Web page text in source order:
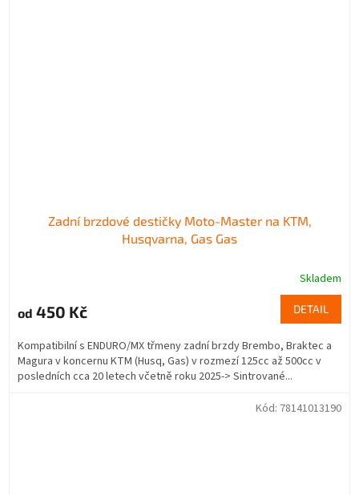
Zadní brzdové destičky Moto-Master na KTM,
Husqvarna, Gas Gas
Skladem
od 450 Kč DETAIL
Kompatibilní s ENDURO/MX třmeny zadní brzdy Brembo, Braktec a
Magura v koncernu KTM (Husq, Gas) v rozmezí 125cc až 500cc v
posledních cca 20 letech včetně roku 2025-> Sintrované...
Kód: 78141013190